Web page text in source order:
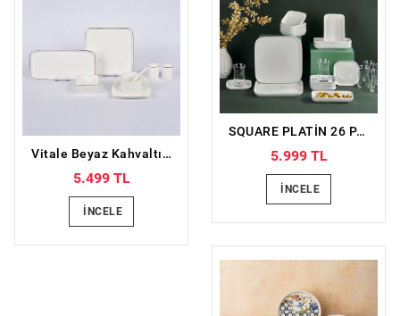
Vitale Beyaz Kahvaltı Takımı 32 parça
5.499 TL
İNCELE
SQUARE PLATİN 26 PARÇA KAHVALTI TAKIMI
5.999 TL
İNCELE